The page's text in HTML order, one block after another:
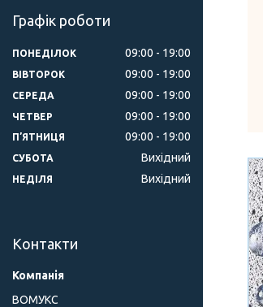
Графік роботи
ПОНЕДІЛОК 09:00 19:00
ВІВТОРОК 09:00 19:00
СЕРЕДА 09:00 19:00
ЧЕТВЕР 09:00 19:00
ПʼЯТНИЦЯ 09:00 19:00
СУБОТА Вихідний
НЕДІЛЯ Вихідний
Контакти
ВОМУКС